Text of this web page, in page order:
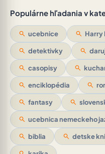
Populárne hľadania v
search ucebnice search Harry
search detektivky search
search casopisy search
search enciklopédia search
search fantasy search
search ucebnica nemeckeho
search biblia search detske